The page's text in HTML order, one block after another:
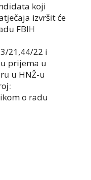
koji
izvršit će
FBIH
21,44/22 i
prijema u
u HNŽ-u
o radu